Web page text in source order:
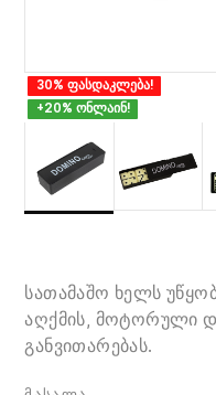
30% ფასდაკლება!
+20% ონლაინ!
სათამაშო ხელს
აღქმის, მოტორული
განვითარებას.